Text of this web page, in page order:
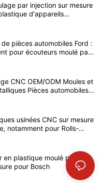
par injection sur mesure
d'appareils
pièces automobiles Ford :
pour écouteurs moulé par
en plastique
CNC OEM/ODM Moules et
Pièces automobiles
usinées CNC sur mesure
notamment pour Rolls-
plastique moulé par
pour Bosch